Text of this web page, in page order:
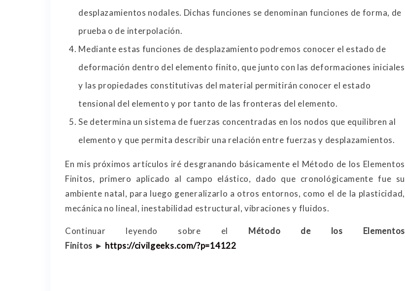
desplazamientos nodales. Dichas funciones se denominan funciones de forma, de
prueba o de interpolación.
Mediante estas funciones de desplazamiento podremos conocer el estado de
deformación dentro del elemento finito, que junto con las deformaciones iniciales
y las propiedades constitutivas del material permitirán conocer el estado
tensional del elemento y por tanto de las fronteras del elemento.
Se determina un sistema de fuerzas concentradas en los nodos que equilibren al
elemento y que permita describir una relación entre fuerzas y desplazamientos.
En mis próximos artículos iré desgranando básicamente el Método de los Elementos
Finitos, primero aplicado al campo elástico, dado que cronológicamente fue su
ambiente natal, para luego generalizarlo a otros entornos, como el de la plasticidad,
mecánica no lineal, inestabilidad estructural, vibraciones y fluidos.
Continuar leyendo sobre el Método de los Elementos
Finitos ► https://civilgeeks.com/?p=14122